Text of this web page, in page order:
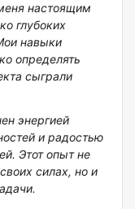
настоящим
глубоких
навыки
определять
сыграли
энергией
и радостью
Этот опыт не
силах, но и